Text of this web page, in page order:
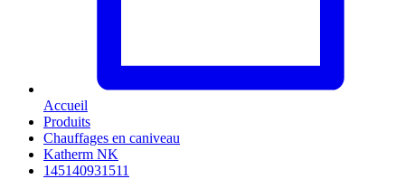
Accueil
Produits
Chauffages en caniveau
Katherm NK
145140931511